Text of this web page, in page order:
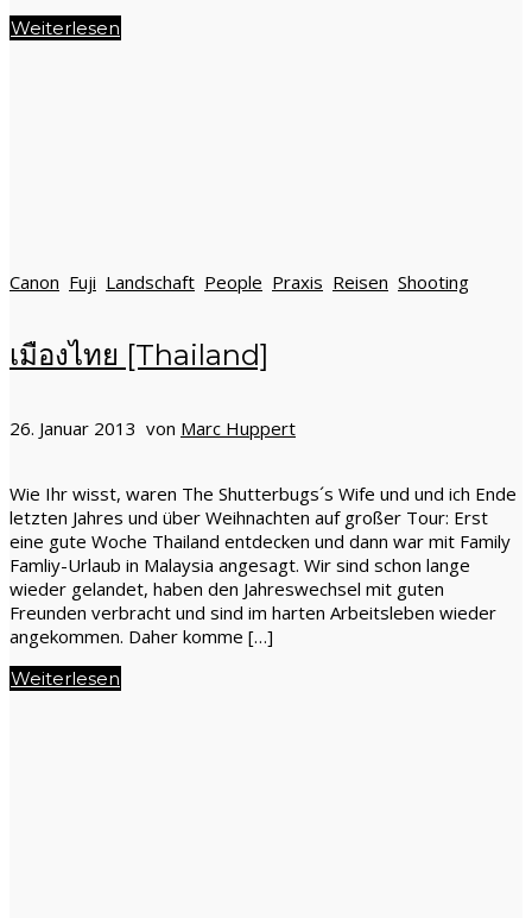
Weiterlesen
Canon Fuji Landschaft People Praxis Reisen Shooting
เมืองไทย [Thailand]
26. Januar 2013 von Marc Huppert
Wie Ihr wisst, waren The Shutterbugs´s Wife und und ich Ende
letzten Jahres und über Weihnachten auf großer Tour: Erst
eine gute Woche Thailand entdecken und dann war mit Family
Famliy-Urlaub in Malaysia angesagt. Wir sind schon lange
wieder gelandet, haben den Jahreswechsel mit guten
Freunden verbracht und sind im harten Arbeitsleben wieder
angekommen. Daher komme […]
Weiterlesen